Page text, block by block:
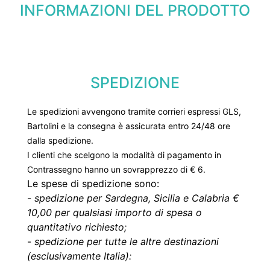
INFORMAZIONI DEL PRODOTTO
SPEDIZIONE
Le spedizioni avvengono tramite corrieri espressi GLS,
Bartolini e la consegna è assicurata entro 24/48 ore
dalla spedizione.
I clienti che scelgono la modalità di pagamento in
Contrassegno hanno un sovrapprezzo di € 6.
Le spese di spedizione sono:
- spedizione per Sardegna, Sicilia e Calabria €
10,00 per qualsiasi importo di spesa o
quantitativo richiesto;
- spedizione per tutte le altre destinazioni
(esclusivamente Italia):